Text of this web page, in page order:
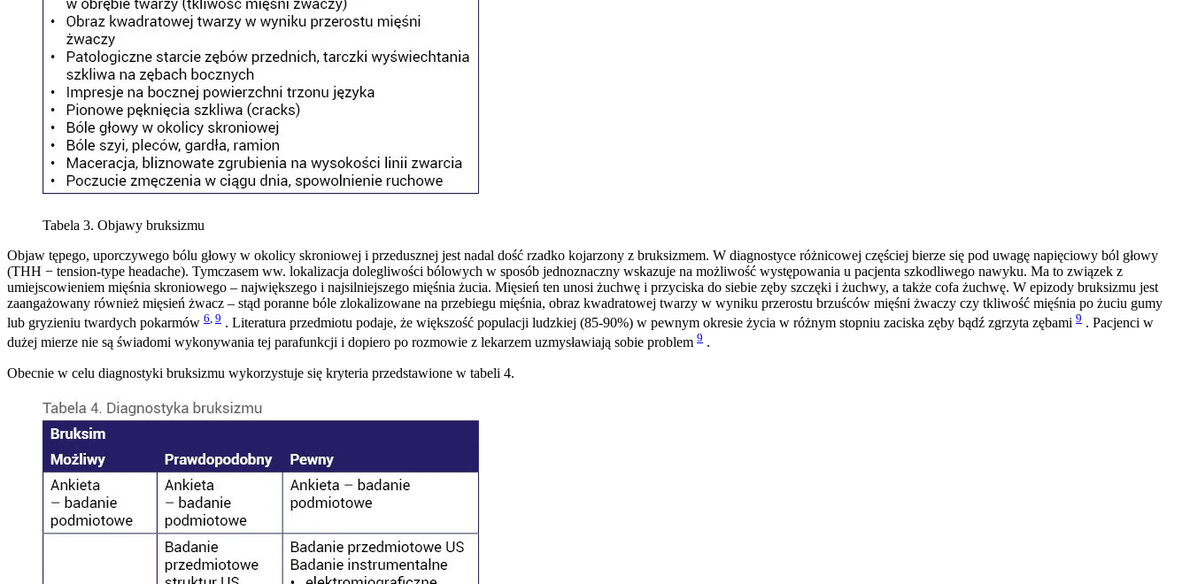
Tabela 3. Objawy bruksizmu
Objaw tępego, uporczywego bólu głowy w okolicy skroniowej i przedusznej jest nadal dość rzadko kojarzony z bruksizmem. W diagnostyce różnicowej częściej bierze się pod uwagę napięciowy ból głowy
(THH − tension-type headache). Tymczasem ww. lokalizacja dolegliwości bólowych w sposób jednoznaczny wskazuje na możliwość występowania u pacjenta szkodliwego nawyku. Ma to związek z
umiejscowieniem mięśnia skroniowego – największego i najsilniejszego mięśnia żucia. Mięsień ten unosi żuchwę i przyciska do siebie zęby szczęki i żuchwy, a także cofa żuchwę. W epizody bruksizmu jest
zaangażowany również mięsień żwacz – stąd poranne bóle zlokalizowane na przebiegu mięśnia, obraz kwadratowej twarzy w wyniku przerostu brzuśców mięśni żwaczy czy tkliwość mięśnia po żuciu gumy
lub gryzieniu twardych pokarmów 6, 9 . Literatura przedmiotu podaje, że większość populacji ludzkiej (85-90%) w pewnym okresie życia w różnym stopniu zaciska zęby bądź zgrzyta zębami 9 . Pacjenci w
dużej mierze nie są świadomi wykonywania tej parafunkcji i dopiero po rozmowie z lekarzem uzmysławiają sobie problem 9 .
Obecnie w celu diagnostyki bruksizmu wykorzystuje się kryteria przedstawione w tabeli 4.